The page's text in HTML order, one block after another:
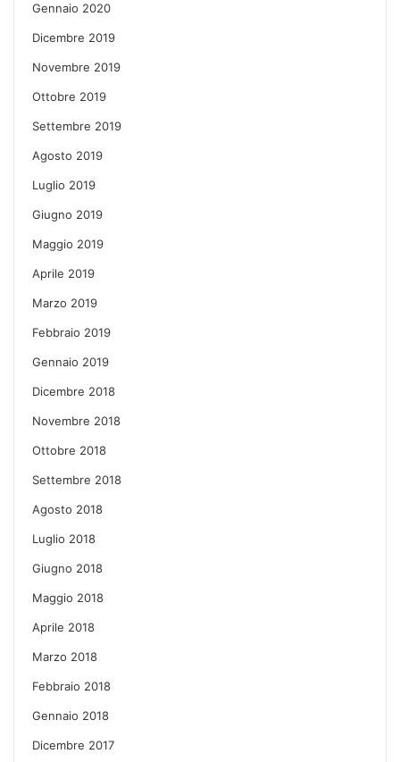
Gennaio 2020
Dicembre 2019
Novembre 2019
Ottobre 2019
Settembre 2019
Agosto 2019
Luglio 2019
Giugno 2019
Maggio 2019
Aprile 2019
Marzo 2019
Febbraio 2019
Gennaio 2019
Dicembre 2018
Novembre 2018
Ottobre 2018
Settembre 2018
Agosto 2018
Luglio 2018
Giugno 2018
Maggio 2018
Aprile 2018
Marzo 2018
Febbraio 2018
Gennaio 2018
Dicembre 2017